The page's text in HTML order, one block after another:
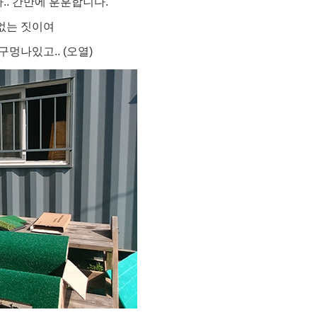
는 짓이여
멍나있고.. (오열)